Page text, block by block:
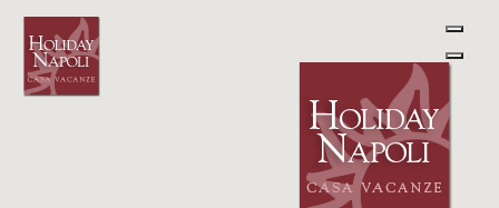
Share this with your friends: